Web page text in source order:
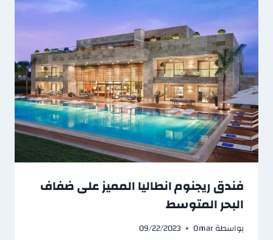
فندق ريجنوم انطاليا المميز على ضفاف
البحر المتوسط
بواسطةOmar
09/22/2023